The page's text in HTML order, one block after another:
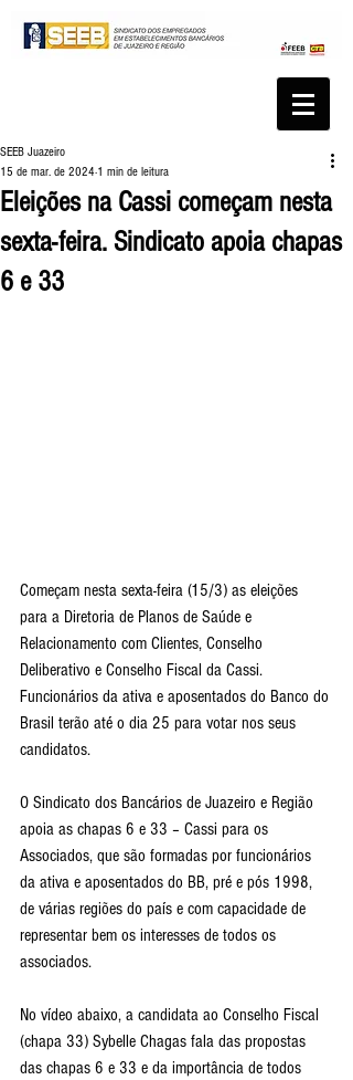
Eleições na Cassi começam nesta
sexta-feira. Sindicato apoia chapas
6 e 33
SEEB Juazeiro
15 de mar. de 2024 1 min de leitura
Começam nesta sexta-feira (15/3) as eleições
para a Diretoria de Planos de Saúde e
Relacionamento com Clientes, Conselho
Deliberativo e Conselho Fiscal da Cassi.
Funcionários da ativa e aposentados do Banco do
Brasil terão até o dia 25 para votar nos seus
candidatos.
O Sindicato dos Bancários de Juazeiro e Região
apoia as chapas 6 e 33 – Cassi para os
Associados, que são formadas por funcionários
da ativa e aposentados do BB, pré e pós 1998,
de várias regiões do país e com capacidade de
representar bem os interesses de todos os
associados.
No vídeo abaixo, a candidata ao Conselho Fiscal
(chapa 33) Sybelle Chagas fala das propostas
das chapas 6 e 33 e da importância de todos